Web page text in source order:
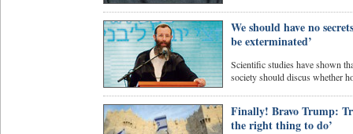
We should have no
be exterminated’
Scientific studies have shown
society should discus whether
Finally! Bravo Trump:
the right thing to do’